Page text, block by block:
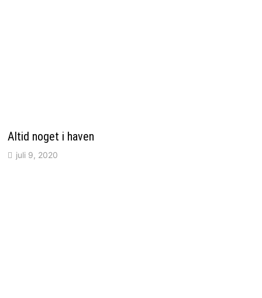
Altid noget i haven
juli 9, 2020